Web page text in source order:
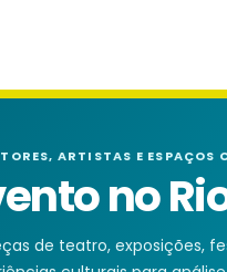
ARTISTAS E ESPAÇOS
no
de teatro, exposições,